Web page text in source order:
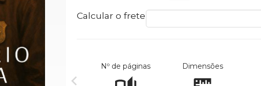
Calcular o frete
Nº de páginas Dimensões